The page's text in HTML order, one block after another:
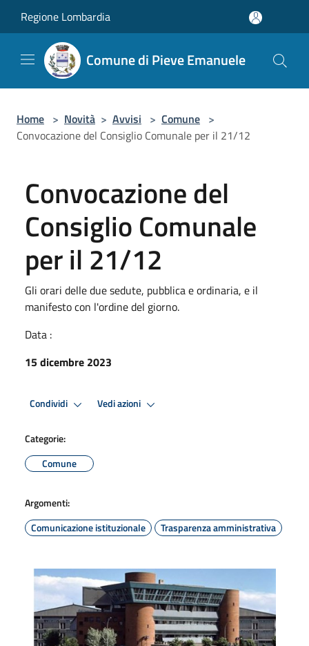
Regione Lombardia
Comune di Pieve Emanuele
Home > Novità > Avvisi > Comune >
Convocazione del Consiglio Comunale per il 21/12
Convocazione del
Consiglio Comunale
per il 21/12
Gli orari delle due sedute, pubblica e ordinaria, e il
manifesto con l'ordine del giorno.
Data :
15 dicembre 2023
Condividi Vedi azioni
Categorie:
Comune
Argomenti:
Comunicazione istituzionale
Trasparenza amministrativa